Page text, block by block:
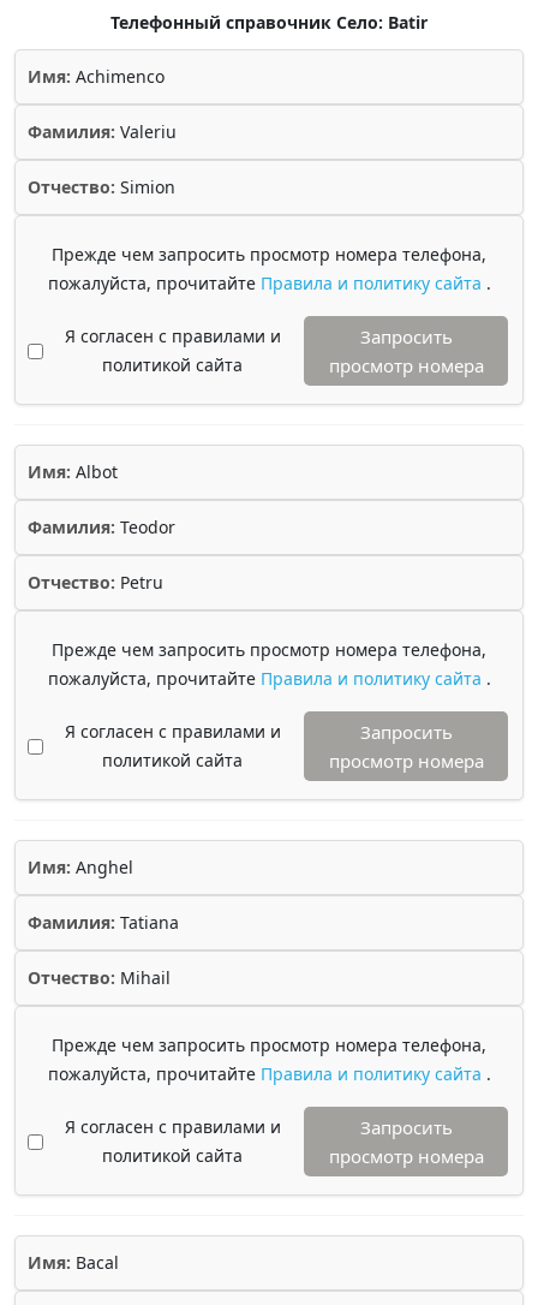
Телефонный справочник Село: Batir
Имя: Achimenco
Фамилия: Valeriu
Отчество: Simion
Прежде чем запросить просмотр номера телефона,
пожалуйста, прочитайте Правила и политику сайта .
Я согласен с правилами и
политикой сайта
Запросить
просмотр номера
Имя: Albot
Фамилия: Teodor
Отчество: Petru
Прежде чем запросить просмотр номера телефона,
пожалуйста, прочитайте Правила и политику сайта .
Я согласен с правилами и
политикой сайта
Запросить
просмотр номера
Имя: Anghel
Фамилия: Tatiana
Отчество: Mihail
Прежде чем запросить просмотр номера телефона,
пожалуйста, прочитайте Правила и политику сайта .
Я согласен с правилами и
политикой сайта
Запросить
просмотр номера
Имя: Bacal